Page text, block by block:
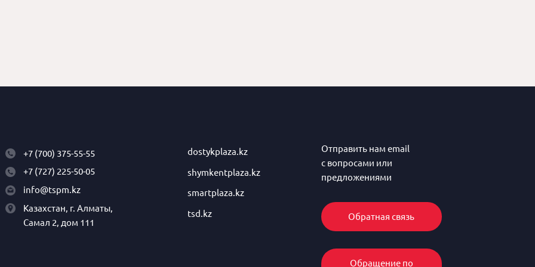
+7 (700) 375-55-55
+7 (727) 225-50-05
info@tspm.kz
Казахстан, г. Алматы,
Самал 2, дом 111
dostykplaza.kz
shymkentplaza.kz
smartplaza.kz
tsd.kz
Отправить нам email
с вопросами или
предложениями
Обратная связь
Обращение по